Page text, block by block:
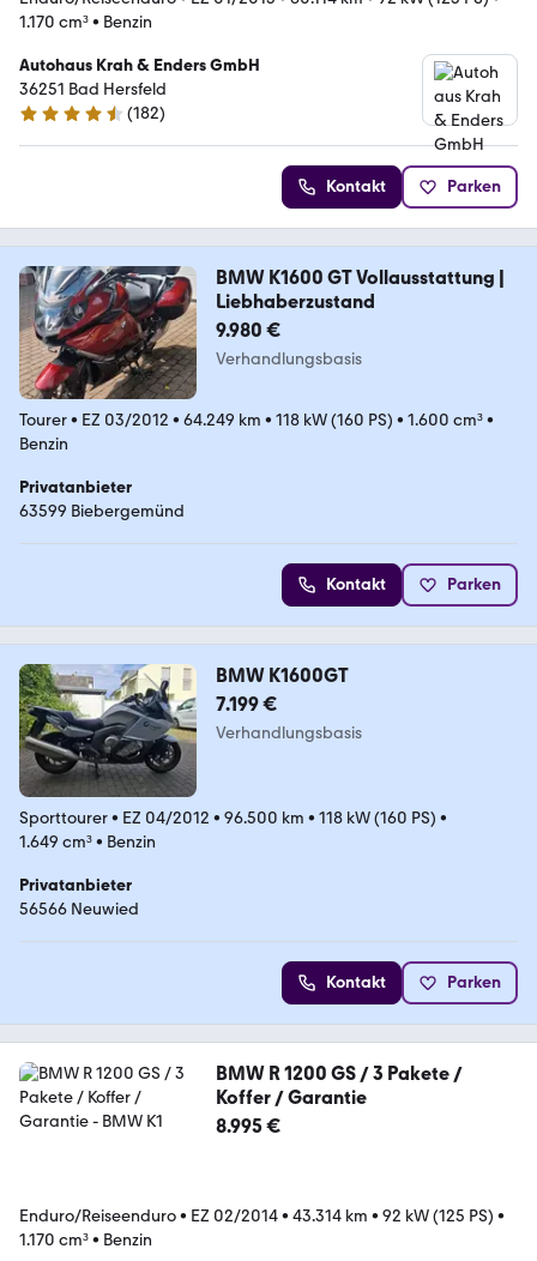
1.170 cm³• Benzin
Autohaus Krah & Enders GmbH
36251 Bad Hersfeld
4.7 Sterne
(182)
Kontakt Parken
BMW K1600 GT Vollausstattung |
Liebhaberzustand
9.980 €
Verhandlungsbasis
Tourer• EZ 03/2012 • 64.249 km • 118 kW (160 PS) • 1.600 cm³•
Benzin
Privatanbieter
63599 Biebergemünd
Kontakt Parken
BMW K1600GT
7.199 €
Verhandlungsbasis
Sporttourer• EZ 04/2012 • 96.500 km • 118 kW (160 PS) •
1.649 cm³• Benzin
Privatanbieter
56566 Neuwied
Kontakt Parken
BMW R 1200 GS / 3 Pakete /
Koffer / Garantie
8.995 €
Enduro/Reiseenduro• EZ 02/2014• 43.314 km • 92 kW (125 PS) •
1.170 cm³• Benzin